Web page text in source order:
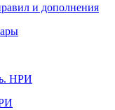
и дополнения
НРИ